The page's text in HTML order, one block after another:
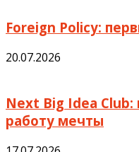
Foreign Policy:
20.07.2026
Next Big Idea Club:
работу мечты